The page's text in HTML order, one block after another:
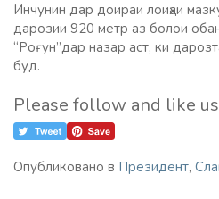
Инчунин дар доираи лоиҳаи
дарозии 920 метр аз болои
“Роғун”дар назар аст, ки
буд.
Please follow and like
Опубликовано в Президент,